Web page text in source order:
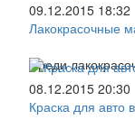
09.12.2015 18:32
Лакокрасочные
Среди
08.12.2015 20:30
Краска для авто